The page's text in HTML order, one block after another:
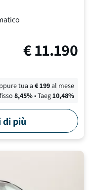
€11.190
tua a€199al mese
8,45%• Taeg10,48%
di più